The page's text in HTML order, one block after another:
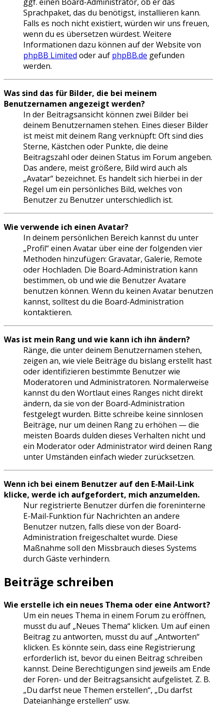
Sprachpaket, das du benötigst, installieren kann.
Falls es noch nicht existiert, würden wir uns freuen,
wenn du es übersetzen würdest. Weitere
Informationen dazu können auf der Website von
phpBB Limited oder auf phpBB.de gefunden
werden.
Was sind das für Bilder, die bei meinem
Benutzernamen angezeigt werden?
In der Beitragsansicht können zwei Bilder bei
deinem Benutzernamen stehen. Eines dieser Bilder
ist meist mit deinem Rang verknüpft: Oft sind dies
Sterne, Kästchen oder Punkte, die deine
Beitragszahl oder deinen Status im Forum angeben.
Das andere, meist größere, Bild wird auch als
„Avatar“ bezeichnet. Es handelt sich hierbei in der
Regel um ein persönliches Bild, welches von
Benutzer zu Benutzer unterschiedlich ist.
Wie verwende ich einen Avatar?
In deinem persönlichen Bereich kannst du unter
„Profil“ einen Avatar über eine der folgenden vier
Methoden hinzufügen: Gravatar, Galerie, Remote
oder Hochladen. Die Board-Administration kann
bestimmen, ob und wie die Benutzer Avatare
benutzen können. Wenn du keinen Avatar benutzen
kannst, solltest du die Board-Administration
kontaktieren.
Was ist mein Rang und wie kann ich ihn ändern?
Ränge, die unter deinem Benutzernamen stehen,
zeigen an, wie viele Beiträge du bislang erstellt hast
oder identifizieren bestimmte Benutzer wie
Moderatoren und Administratoren. Normalerweise
kannst du den Wortlaut eines Ranges nicht direkt
ändern, da sie von der Board-Administration
festgelegt wurden. Bitte schreibe keine sinnlosen
Beiträge, nur um deinen Rang zu erhöhen — die
meisten Boards dulden dieses Verhalten nicht und
ein Moderator oder Administrator wird deinen Rang
unter Umständen einfach wieder zurücksetzen.
Wenn ich bei einem Benutzer auf den E-Mail-Link
klicke, werde ich aufgefordert, mich anzumelden.
Nur registrierte Benutzer dürfen die foreninterne
E-Mail-Funktion für Nachrichten an andere
Benutzer nutzen, falls diese von der Board-
Administration freigeschaltet wurde. Diese
Maßnahme soll den Missbrauch dieses Systems
durch Gäste verhindern.
Beiträge schreiben
Wie erstelle ich ein neues Thema oder eine Antwort?
Um ein neues Thema in einem Forum zu eröffnen,
musst du auf „Neues Thema“ klicken. Um auf einen
Beitrag zu antworten, musst du auf „Antworten“
klicken. Es könnte sein, dass eine Registrierung
erforderlich ist, bevor du einen Beitrag schreiben
kannst. Deine Berechtigungen sind jeweils am Ende
der Foren- und der Beitragsansicht aufgelistet. Z. B.
„Du darfst neue Themen erstellen“, „Du darfst
Dateianhänge erstellen“ usw.